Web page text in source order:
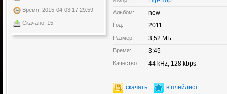
Время: 2015-04-03 17:29:59
Скачано: 15
Альбом: new
Год: 2011
Размер: 3,52 МБ
Время: 3:45
Качество: 44 kHz, 128 kbps
скачать в плейлист